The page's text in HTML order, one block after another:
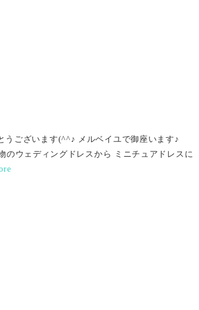
うございます(^^♪ メルベイユで御座います♪
ウェディングドレスから ミニチュアドレスに